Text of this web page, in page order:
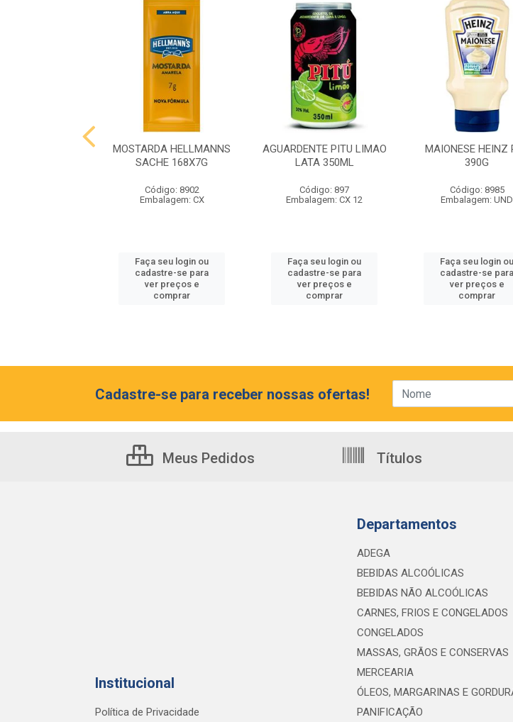
MOSTARDA HELLMANNS
SACHE 168X7G
Código: 8902
Embalagem: CX
Faça seu login ou
cadastre-se para
ver preços e
comprar
AGUARDENTE PITU LIMAO
LATA 350ML
Código: 897
Embalagem: CX 12
Faça seu login ou
cadastre-se para
ver preços e
comprar
MAIONESE HEINZ
390G
Código: 8985
Embalagem: UND
Faça seu login ou
cadastre-se para
ver preços e
comprar
Cadastre-se para receber nossas ofertas!
Meus Pedidos Títulos
Institucional
Política de Privacidade
Departamentos
ADEGA
BEBIDAS ALCOÓLICAS
BEBIDAS NÃO ALCOÓLICAS
CARNES, FRIOS E CONGELADOS
CONGELADOS
MASSAS, GRÃOS E CONSERVAS
MERCEARIA
ÓLEOS, MARGARINAS E
PANIFICAÇÃO